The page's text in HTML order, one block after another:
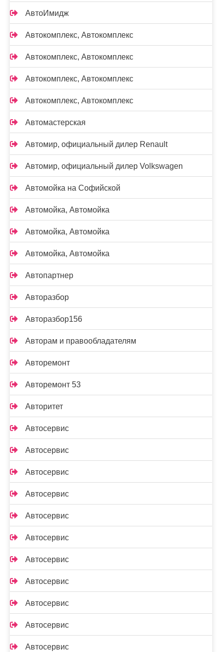
АвтоИмидж
Автокомплекс, Автокомплекс
Автокомплекс, Автокомплекс
Автокомплекс, Автокомплекс
Автокомплекс, Автокомплекс
Автомастерская
Автомир, официальный дилер Renault
Автомир, официальный дилер Volkswagen
Автомойка на Софийской
Автомойка, Автомойка
Автомойка, Автомойка
Автомойка, Автомойка
Автопартнер
Авторазбор
Авторазбор156
Авторам и правообладателям
Авторемонт
Авторемонт 53
Авторитет
Автосервис
Автосервис
Автосервис
Автосервис
Автосервис
Автосервис
Автосервис
Автосервис
Автосервис
Автосервис
Автосервис